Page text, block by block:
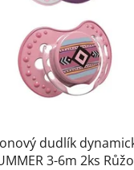
dudlík
3-6m 2ks